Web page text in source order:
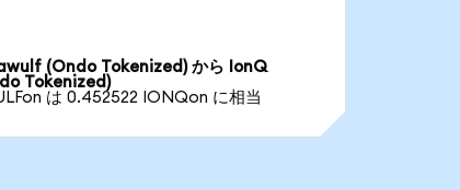
(Ondo Tokenized) から IonQ
Tokenized)
は 0.452522 IONQon に相当